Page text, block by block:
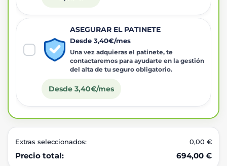
ASEGURAR EL PATINETE
Desde 3,40€/mes
Una vez adquieras el patinete, te
contactaremos para ayudarte en la gestión
del alta de tu seguro obligatorio.
Desde 3,40€/mes
Extras seleccionados: 0,00 €
Precio total: 694,00 €